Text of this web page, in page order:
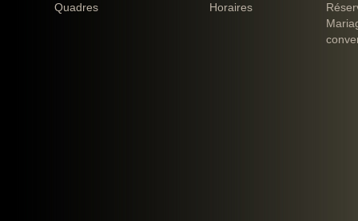
Quadres
Horaires